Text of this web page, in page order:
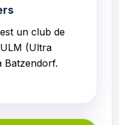
un club de
(Ultra
Batzendorf.